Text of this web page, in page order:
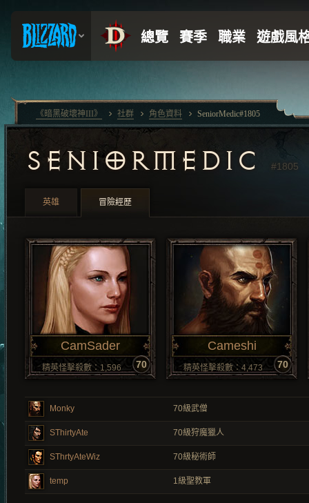
SENIORMEDIC #1805
英雄 冒險經歷
CamSader
精英怪擊殺數：1,596 70
Cameshi
精英怪擊殺數：4,473 70
Monky 70級武僧
SThirtyAte 70級狩魔獵人
SThrtyAteWiz 70級秘術師
temp 1級聖教軍
《暗黑破壞神III》 社群 角色資料 SeniorMedic#1805